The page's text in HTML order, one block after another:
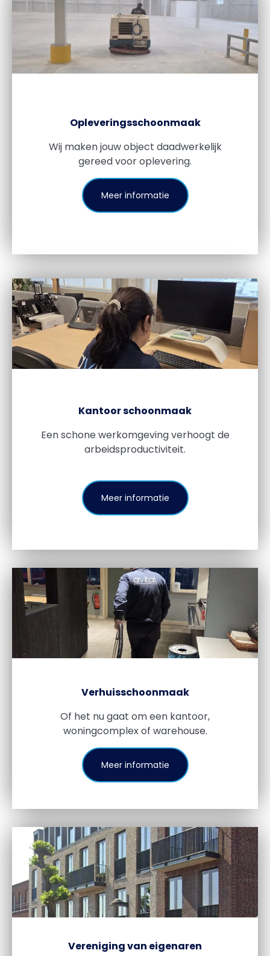
Opleveringsschoonmaak
Wij maken jouw object daadwerkelijk
gereed voor oplevering.
Meer informatie
Kantoor schoonmaak
Een schone werkomgeving verhoogt de
arbeidsproductiviteit.
Meer informatie
Verhuisschoonmaak
Of het nu gaat om een kantoor,
woningcomplex of warehouse.
Meer informatie
Vereniging van eigenaren